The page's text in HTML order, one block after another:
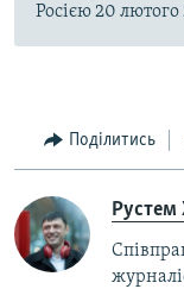
Росією 20 лютого
Поділитись
Рустем